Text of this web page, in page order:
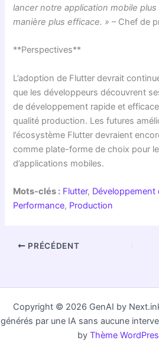
lancer notre application mobile
manière plus efficace. » – Chef de
**Perspectives**
L’adoption de Flutter devrait
que les développeurs découvrent
de développement rapide et
qualité production. Les futures
l’écosystème Flutter devraient
comme plate-forme de choix pour
d’applications mobiles.
Mots-clés : Flutter, Développement
Performance, Production
PRÉCÉDENT
Copyright © 2026 GenAI by
générés par une IA sans aucune
by Thème